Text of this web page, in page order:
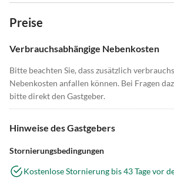
Preise
Verbrauchsabhängige Nebenkosten
Bitte beachten Sie, dass zusätzlich
Nebenkosten anfallen können. Bei Fragen
bitte direkt den Gastgeber.
Hinweise des Gastgebers
Stornierungsbedingungen
Kostenlose Stornierung bis 43 Tage vor